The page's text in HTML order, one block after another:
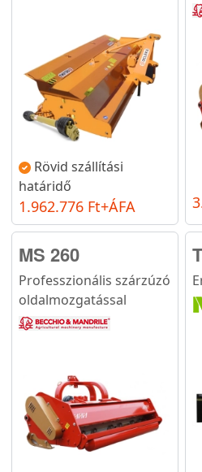
Rövid szállítási
határidő
1.962.776 Ft+ÁFA
MS 260
Professzionális szárzúzó
oldalmozgatással